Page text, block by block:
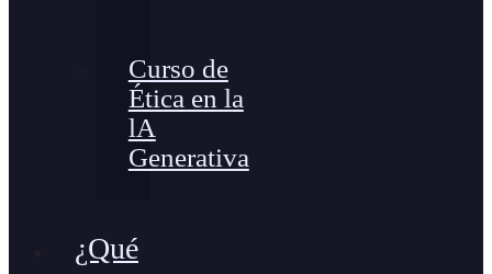
Curso de
Ética en la
lA
Generativa
¿Qué